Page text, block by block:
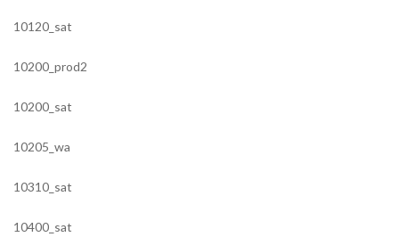
10120_sat
10200_prod2
10200_sat
10205_wa
10310_sat
10400_sat